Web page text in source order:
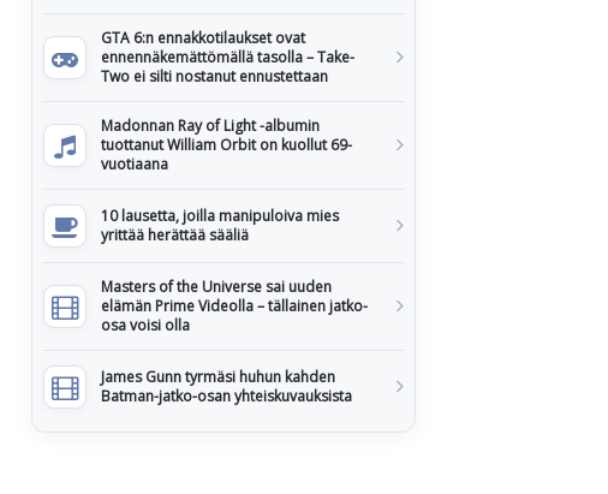
GTA 6:n ennakkotilaukset ovat
ennennäkemättömällä tasolla – Take-
Two ei silti nostanut ennustettaan
Madonnan Ray of Light -albumin
tuottanut William Orbit on kuollut 69-
vuotiaana
10 lausetta, joilla manipuloiva mies
yrittää herättää sääliä
Masters of the Universe sai uuden
elämän Prime Videolla – tällainen jatko-
osa voisi olla
James Gunn tyrmäsi huhun kahden
Batman-jatko-osan yhteiskuvauksista